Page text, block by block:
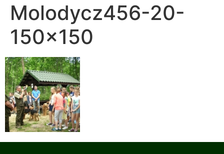
Molodycz456-20-
150×150